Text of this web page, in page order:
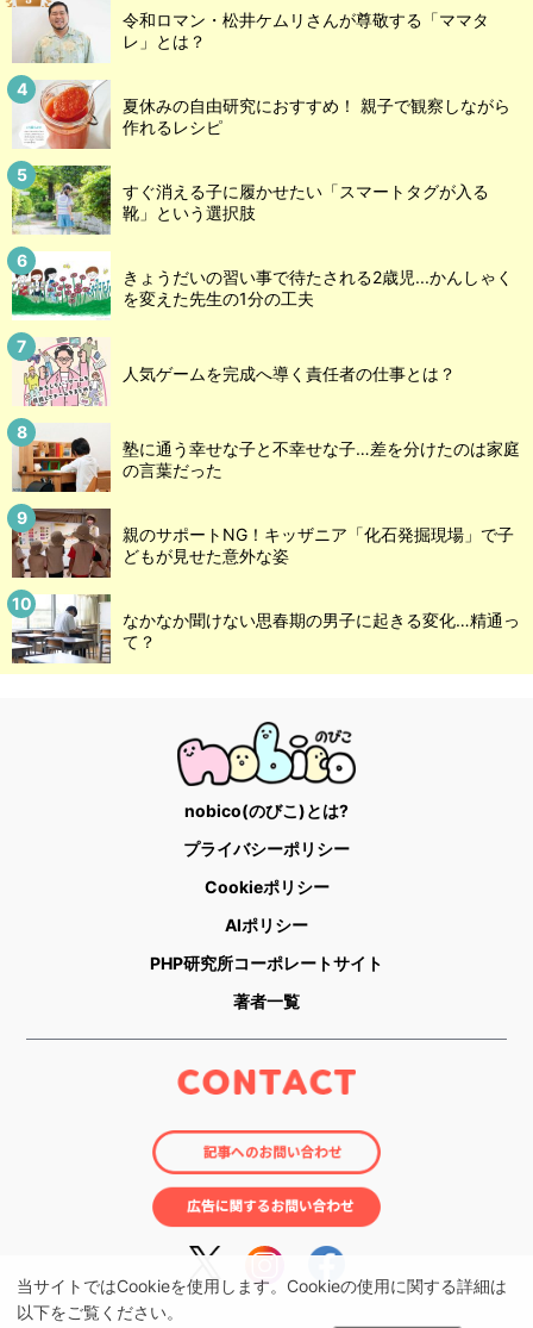
当サイトではCookieを使用します。Cookieの使用に関する詳細は
以下をご覧ください。
令和ロマン・松井ケムリさんが尊敬する「ママタ
レ」とは？
夏休みの自由研究におすすめ！ 親子で観察しながら
作れるレシピ
すぐ消える子に履かせたい「スマートタグが入る
靴」という選択肢
きょうだいの習い事で待たされる2歳児...かんしゃく
を変えた先生の1分の工夫
人気ゲームを完成へ導く責任者の仕事とは？
塾に通う幸せな子と不幸せな子…差を分けたのは家庭
の言葉だった
親のサポートNG！キッザニア「化石発掘現場」で子
どもが見せた意外な姿
なかなか聞けない思春期の男子に起きる変化…精通っ
て？
nobico(のびこ)とは?
プライバシーポリシー
Cookieポリシー
AIポリシー
PHP研究所コーポレートサイト
著者一覧